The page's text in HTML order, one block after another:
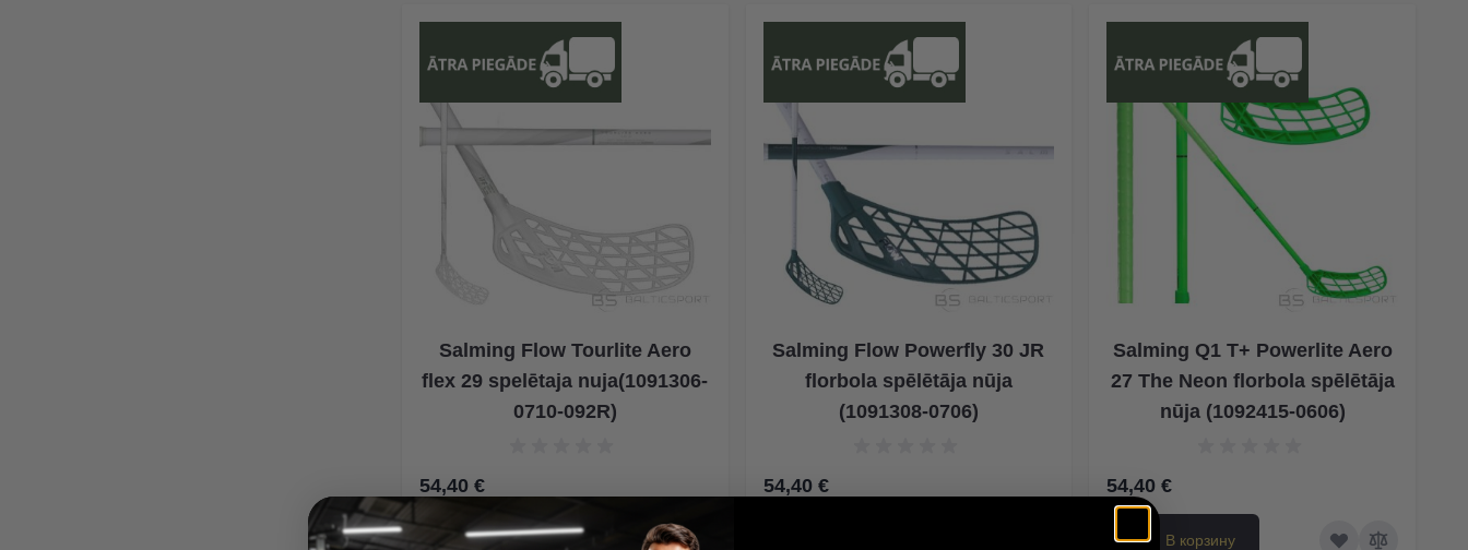
Salming Flow Tourlite Aero
flex 29 spelētaja nuja(1091306-
0710-092R)
54,40 €
В корзину
Salming Flow Powerfly 30 JR
florbola spēlētāja nūja
(1091308-0706)
54,40 €
Salming Q1 T+ Powerlite Aero
27 The Neon florbola spēlētāja
nūja (1092415-0606)
54,40 €
В корзину